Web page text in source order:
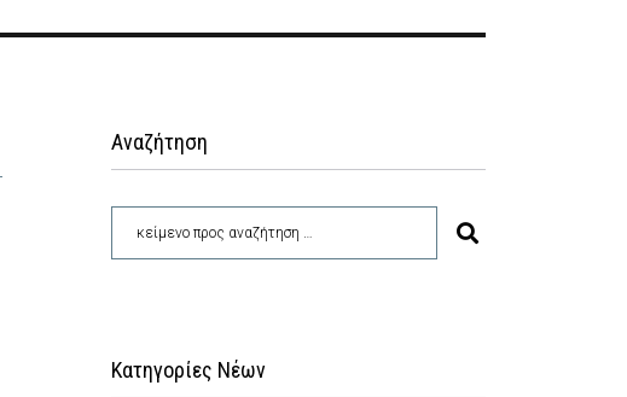
Αναζήτηση
Κατηγορίες Νέων